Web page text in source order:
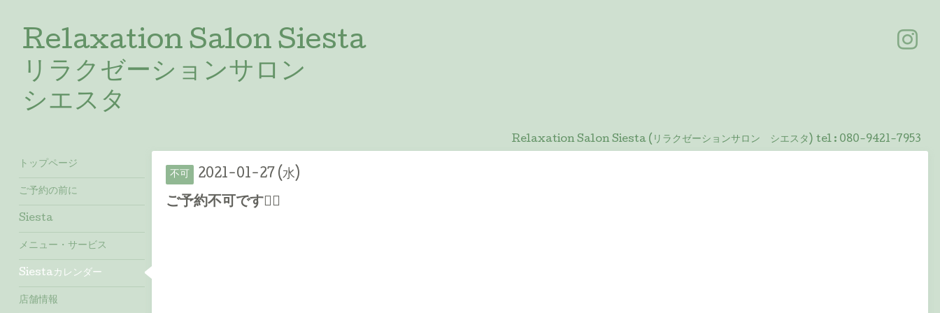
Relaxation Salon Siesta
リラクゼーションサロン
シエスタ
Relaxation Salon Siesta (リラクゼーションサロン シエスタ) tel : 080-9421-7953
不可 2021-01-27 (水)
ご予約不可です🙇‍♀️
トップページ
ご予約の前に
Siesta
メニュー・サービス
Siestaカレンダー
店舗情報